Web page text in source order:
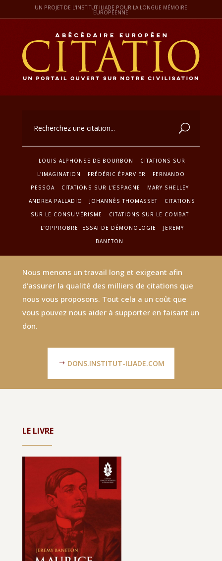
UN PROJET DE L'INSTITUT ILIADE POUR LA LONGUE MÉMOIRE
EUROPÉENNE
LOUIS ALPHONSE DE BOURBON
CITATIONS SUR
L'IMAGINATION
FRÉDÉRIC ÉPARVIER
FERNANDO
PESSOA
CITATIONS SUR L'ESPAGNE
MARY SHELLEY
ANDREA PALLADIO
JOHANNÈS THOMASSET
CITATIONS
SUR LE CONSUMÉRISME
CITATIONS SUR LE COMBAT
L’OPPROBRE. ESSAI DE DÉMONOLOGIE
JEREMY
BANETON
Nous menons un travail long et exigeant afin
d'assurer la qualité des milliers de citations que
nous vous proposons. Tout cela a un coût que
vous pouvez nous aider à supporter en faisant un
don.
DONS.INSTITUT-ILIADE.COM
LE LIVRE